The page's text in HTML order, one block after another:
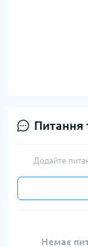
Питання
Додайте
Немає